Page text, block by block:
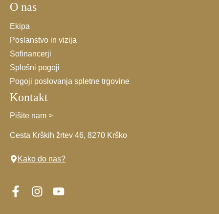
*
O nas
Ekipa
Poslanstvo in vizija
Sofinancerji
Splošni pogoji
Pogoji poslovanja spletne trgovine
Kontakt
Pišite nam >
Cesta Krških žrtev 46, 8270 Krško
Kako do nas?